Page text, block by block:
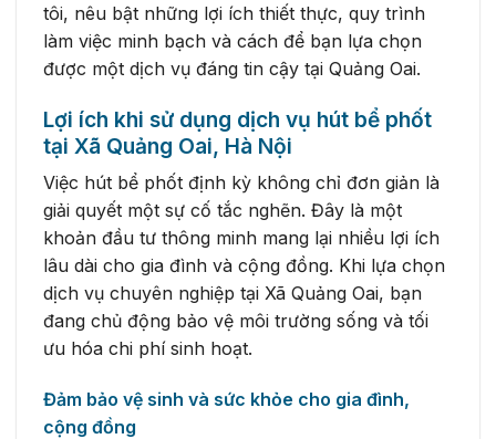
tôi, nêu bật những lợi ích thiết thực, quy trình
làm việc minh bạch và cách để bạn lựa chọn
được một dịch vụ đáng tin cậy tại Quảng Oai.
Lợi ích khi sử dụng dịch vụ hút bể phốt
tại Xã Quảng Oai, Hà Nội
Việc hút bể phốt định kỳ không chỉ đơn giản là
giải quyết một sự cố tắc nghẽn. Đây là một
khoản đầu tư thông minh mang lại nhiều lợi ích
lâu dài cho gia đình và cộng đồng. Khi lựa chọn
dịch vụ chuyên nghiệp tại Xã Quảng Oai, bạn
đang chủ động bảo vệ môi trường sống và tối
ưu hóa chi phí sinh hoạt.
Đảm bảo vệ sinh và sức khỏe cho gia đình,
cộng đồng